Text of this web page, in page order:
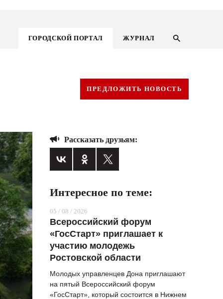
ГОРОДСКОЙ ПОРТАЛ ЖУРНАЛ
ГОРОДСКОЙ ПОРТАЛ
ВОПРОС НЕДЕЛИ
ТАМ И ТУТ
СТИЛЬ ЖИЗНИ
ПРЕДЛОЖИТЬ НОВОСТЬ
Рассказать друзьям:
Интересное по теме:
05 / 08 / 2026
Всероссийский форум
«ГосСтарт» приглашает к
участию молодежь
Ростовской области
Молодых управленцев Дона приглашают
на пятый Всероссийский форум
«ГосСтарт», который состоится в Нижнем